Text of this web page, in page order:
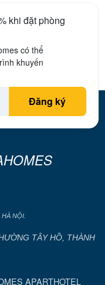
khi đặt phòng
có thể
khuyến
NỘI.
TÂY HỒ, THÀNH
APARTHOTEL